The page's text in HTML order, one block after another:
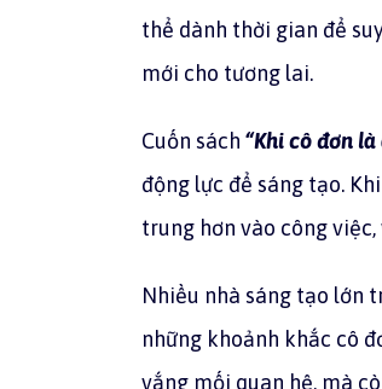
thể dành thời gian để
mới cho tương lai.
Cuốn sách “Khi cô đơn
động lực để sáng tạo.
trung hơn vào công
Nhiều nhà sáng tạo lớn
những khoảnh khắc cô
vắng mối quan hệ, mà